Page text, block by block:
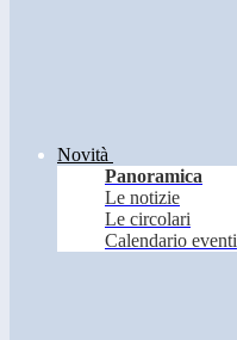
Novità
Panoramica
Le notizie
Le circolari
Calendario eventi